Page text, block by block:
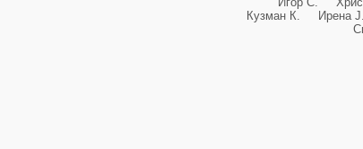
Кузман К.